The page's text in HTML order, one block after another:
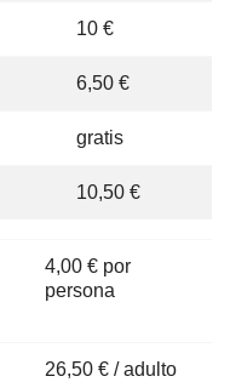
10 €
6,50 €
gratis
10,50 €
4,00 € por
persona
26,50 € / adulto